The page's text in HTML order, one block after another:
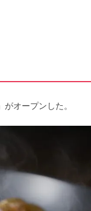
オープンした。